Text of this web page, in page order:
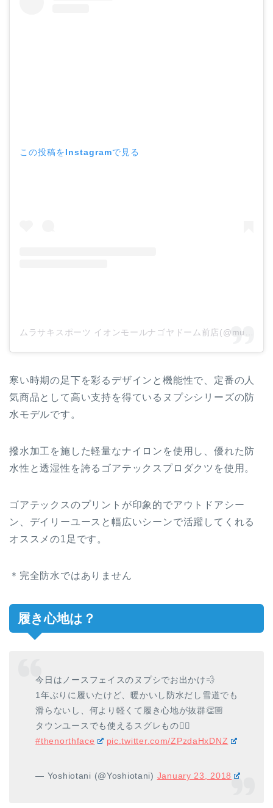
この投稿をInstagramで見る
ムラサキスポーツ イオンモールナゴヤドーム前店(@murasakisports_nagoyadomemae)がシェアした投稿
寒い時期の足下を彩るデザインと機能性で、定番の人
気商品として高い支持を得ているヌプシシリーズの防
水モデルです。
撥水加工を施した軽量なナイロンを使用し、優れた防
水性と透湿性を誇るゴアテックスプロダクツを使用。
ゴアテックスのプリントが印象的でアウトドアシー
ン、デイリーユースと幅広いシーンで活躍してくれる
オススメの1足です。
＊完全防水ではありません
履き心地は？
今日はノースフェイスのヌプシでお出かけ💨
1年ぶりに履いたけど、暖かいし防水だし雪道でも
滑らないし、何より軽くて履き心地が抜群👏🏼
タウンユースでも使えるスグレもの✌🏼
#thenorthface
pic.twitter.com/ZPzdaHxDNZ
— Yoshiotani (@Yoshiotani) January 23, 2018